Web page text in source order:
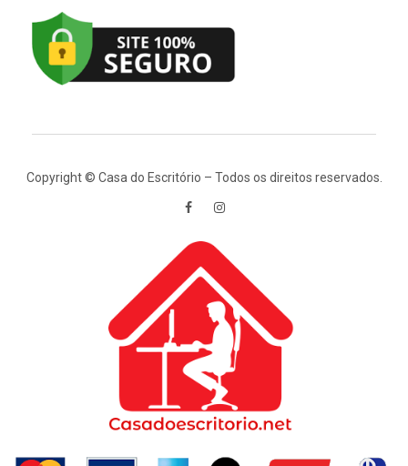
Copyright © Casa do Escritório – Todos os direitos reservados.